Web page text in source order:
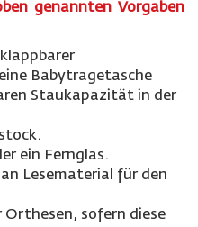
genannten Vorgaben
Babytragetasche
Staukapazität in der
ein Fernglas.
Lesematerial für den
Orthesen, sofern diese